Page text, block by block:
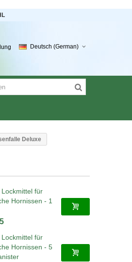
Deutsch (German)
Deluxe
für
Hornissen - 1
für
Hornissen - 5